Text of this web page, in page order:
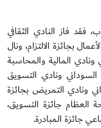
فقد فاز النادي الثقافي
بجائزة الالتزام، ونال
ونادي المالية والمحاسبة
ونادي التسويق
ونادي التمريض بجائزة
العظام جائزة التسويق،
جائزة المبادرة.